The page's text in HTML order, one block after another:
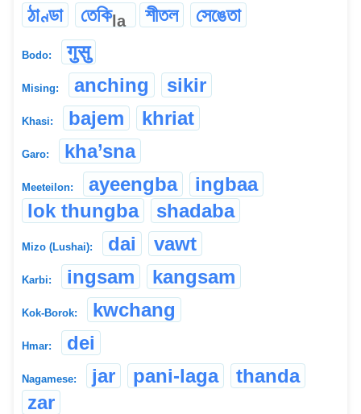
ঠাণ্ডা তেকিla শীতল সেঙেতা
Bodo: गुसु
Mising: anching sikir
Khasi: bajem khriat
Garo: kha’sna
Meeteilon: ayeengba
ingbaa
lok thungba
shadaba
Mizo (Lushai): dai vawt
Karbi: ingsam kangsam
Kok-Borok: kwchang
Hmar: dei
Nagamese: jar pani-laga
thanda
zar